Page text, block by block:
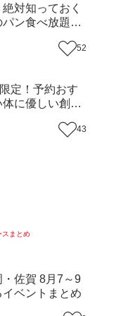
対知っておく
ン食べ放題が
岡・新宮町） 52
定！予約おす
に優しい創作
43
スまとめ
・佐賀 8月7～9
ベントまとめ